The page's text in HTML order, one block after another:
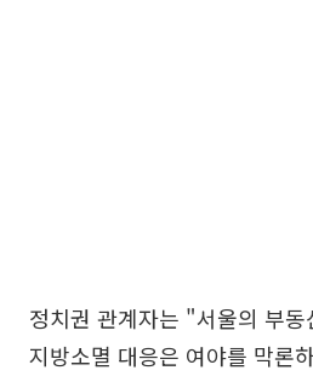
정치권 관계자는 "서울의 부동
지방소멸 대응은 여야를 막론